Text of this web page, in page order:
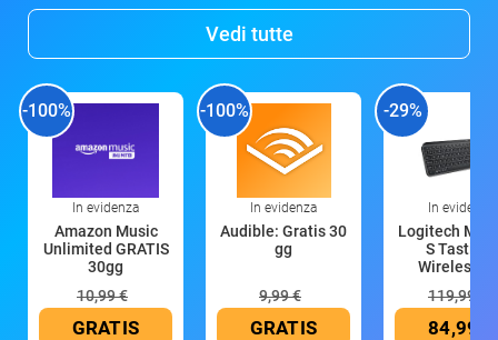
Vedi tutte
-100%
In evidenza
Amazon Music
Unlimited GRATIS
30gg
10,99 €
GRATIS
-100%
In evidenza
Audible: Gratis 30
gg
9,99 €
GRATIS
-29%
In evidenza
Logitech MX
S Tastiera
Wireless
119,99 €
84,99 €